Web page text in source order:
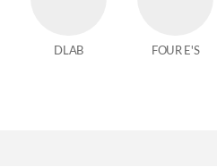
DLAB FOUR E'S